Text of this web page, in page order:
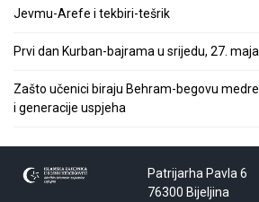
Jevmu-Arefe i tekbiri-tešrik
Prvi dan Kurban-bajrama u srijedu, 27. maja
Zašto učenici biraju Behram-begovu
i generacije uspjeha
Patrijarha Pavla 6
76300 Bijeljina